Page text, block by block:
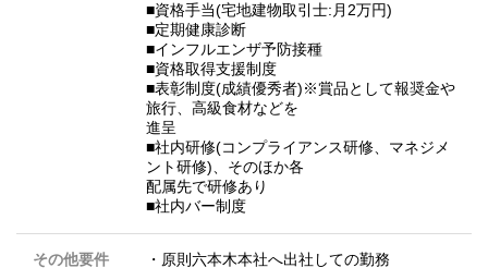
■資格手当(宅地建物取引士:月2万円)
■定期健康診断
■インフルエンザ予防接種
■資格取得支援制度
■表彰制度(成績優秀者)※賞品として報奨金や
旅行、高級食材などを
進呈
■社内研修(コンプライアンス研修、マネジメ
ント研修)、そのほか各
配属先で研修あり
■社内バー制度
その他要件 ・原則六本木本社へ出社しての勤務